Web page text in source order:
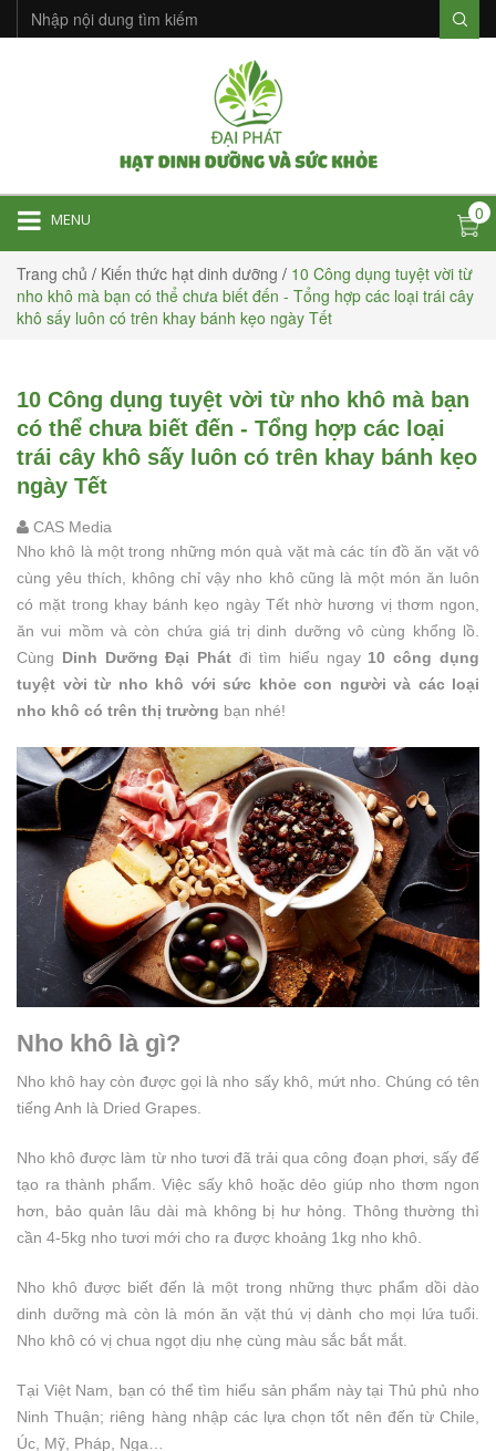
MENU 0
Trang chủ / Kiến thức hạt dinh dưỡng / 10 Công dụng tuyệt vời từ
nho khô mà bạn có thể chưa biết đến - Tổng hợp các loại trái cây
khô sấy luôn có trên khay bánh kẹo ngày Tết
10 Công dụng tuyệt vời từ nho khô mà bạn
có thể chưa biết đến - Tổng hợp các loại
trái cây khô sấy luôn có trên khay bánh kẹo
ngày Tết
CAS Media
Nho khô là một trong những món quà vặt mà các tín đồ ăn vặt vô
cùng yêu thích, không chỉ vậy nho khô cũng là một món ăn luôn
có mặt trong khay bánh kẹo ngày Tết nhờ hương vị thơm ngon,
ăn vui mồm và còn chứa giá trị dinh dưỡng vô cùng khổng lồ.
Cùng Dinh Dưỡng Đại Phát đi tìm hiểu ngay 10 công dụng
tuyệt vời từ nho khô với sức khỏe con người và các loại
nho khô có trên thị trường bạn nhé!
Nho khô là gì?
Nho khô hay còn được gọi là nho sấy khô, mứt nho. Chúng có tên
tiếng Anh là Dried Grapes.
Nho khô được làm từ nho tươi đã trải qua công đoạn phơi, sấy để
tạo ra thành phẩm. Việc sấy khô hoặc dẻo giúp nho thơm ngon
hơn, bảo quản lâu dài mà không bị hư hỏng. Thông thường thì
cần 4-5kg nho tươi mới cho ra được khoảng 1kg nho khô.
Nho khô được biết đến là một trong những thực phẩm dồi dào
dinh dưỡng mà còn là món ăn vặt thú vị dành cho mọi lứa tuổi.
Nho khô có vị chua ngọt dịu nhẹ cùng màu sắc bắt mắt.
Tại Việt Nam, bạn có thể tìm hiểu sản phẩm này tại Thủ phủ nho
Ninh Thuận; riêng hàng nhập các lựa chọn tốt nên đến từ Chile,
Úc, Mỹ, Pháp, Nga…